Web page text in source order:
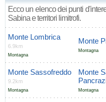
Ecco un elenco dei punti
Sabina e territori limitrofi.
Monte Lombrica
6.9km
Montagna
Monte
Montagna
Monte Sassofreddo
9.2km
Montagna
Monte
Montagna